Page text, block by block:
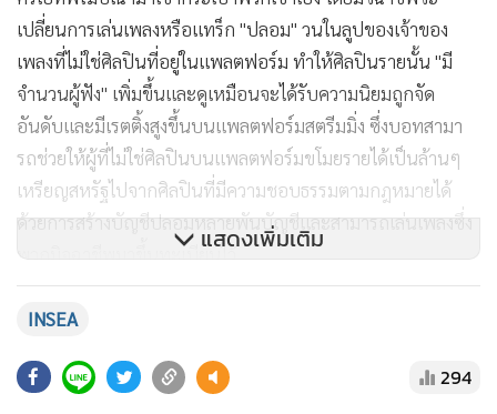
เปลี่ยนการเล่นเพลงหรือแทร็ก "ปลอม" วนในลูปของเจ้าของ
เพลงที่ไม่ใช่ศิลปินที่อยู่ในแพลตฟอร์ม ทำให้ศิลปินรายนั้น "มี
จำนวนผู้ฟัง" เพิ่มขึ้นและดูเหมือนจะได้รับความนิยมถูกจัด
อันดับและมีเรตติ้งสูงขึ้นบนแพลตฟอร์มสตรีมมิ่ง ซึ่งบอทสามา
รถช่วยให้ผู้ที่ไม่ใช่ศิลปินบนแพลตฟอร์มขโมยรายได้เป็นล้านๆ
เหรียญสหรัฐไปจากศิลปินที่มีความชอบธรรมตามกฎหมายได้
ด้วยการสร้างบัญชีปลอมหลายพันบัญชีและสามารถเล่นเพลงซึ่ง
พวกมิจฉาชีพมาขึ้นทะเบียนไว้แสดงเพิ่มเติม
INSEA
294